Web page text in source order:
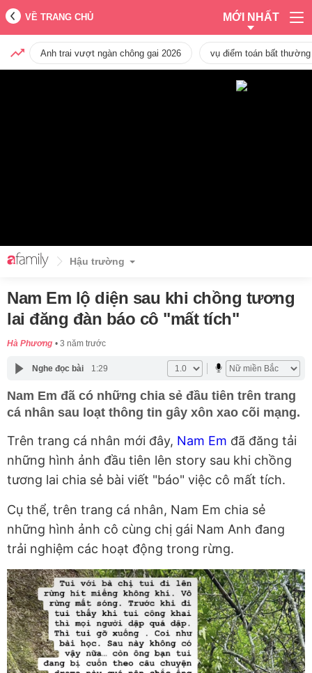
VỀ TRANG CHỦ MỚI NHẤT
Anh trai vượt ngàn chông gai 2026 vụ điểm toán bất
Hậu trường
Nam Em lộ diện sau khi chồng tương
lai đăng đàn báo cô "mất tích"
Hà Phương 3 năm trước
Nghe đọc bài 1:29
Nam Em đã có những chia sẻ đầu tiên trên trang
cá nhân sau loạt thông tin gây xôn xao cõi mạng.
Trên trang cá nhân mới đây, Nam Em đã đăng tải
những hình ảnh đầu tiên lên story sau khi chồng
tương lai chia sẻ bài viết "báo" việc cô mất tích.
Cụ thể, trên trang cá nhân, Nam Em chia sẻ
những hình ảnh cô cùng chị gái Nam Anh đang
trải nghiệm các hoạt động trong rừng.